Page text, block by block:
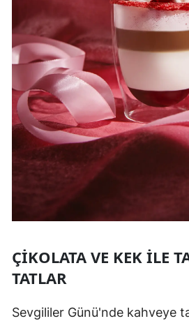
ÇIKOLATA VE KEK İLE
TATLAR
Sevgililer Günü'nde kahveye